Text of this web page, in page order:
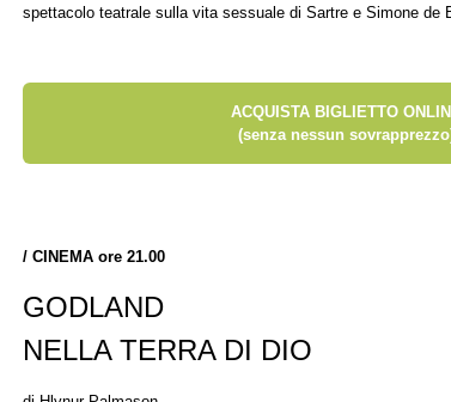
spettacolo teatrale sulla vita sessuale di Sartre e Simone de
ACQUISTA BIGLIETTO
(senza nessun
/ CINEMA ore 21.00
GODLAND
NELLA TERRA DI DIO